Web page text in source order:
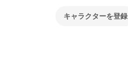
キャラクターを登録